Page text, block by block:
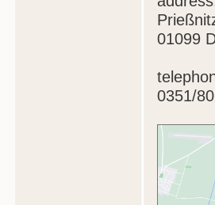
01099
0351/